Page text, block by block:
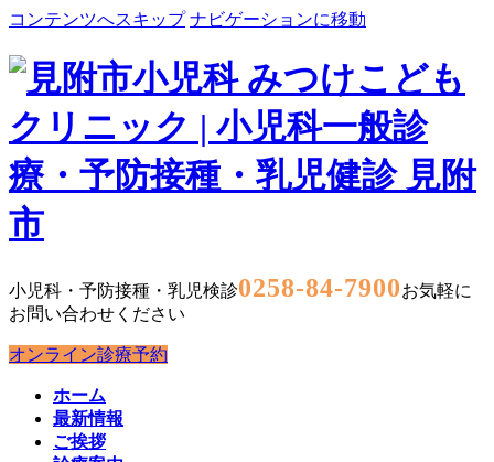
コンテンツへスキップ ナビゲーションに移動
小児科・予防接種・乳児検診0258-84-7900お気軽に
お問い合わせください
オンライン診療予約
ホーム
最新情報
ご挨拶